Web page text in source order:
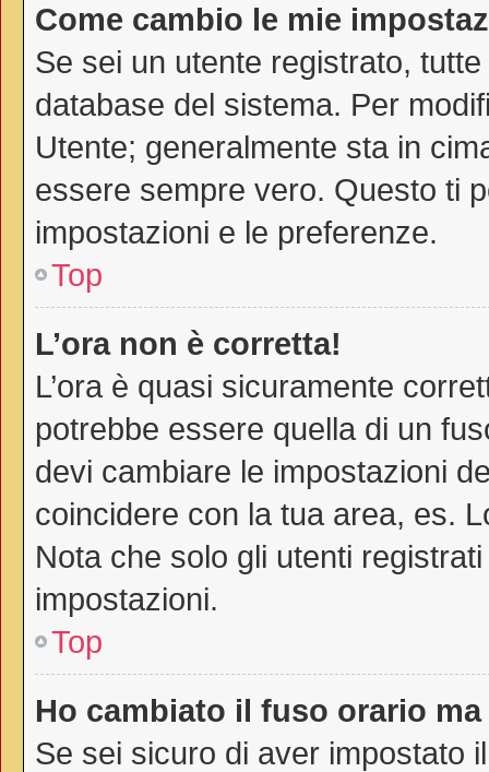
Come cambio le mie
Se sei un utente registrato,
database del sistema. Per
Utente; generalmente sta in
essere sempre vero. Questo ti
impostazioni e le preferenze.
Top
L’ora non è corretta!
L’ora è quasi sicuramente
potrebbe essere quella di un
devi cambiare le impostazioni
coincidere con la tua area, es.
Nota che solo gli utenti
impostazioni.
Top
Ho cambiato il fuso orario
Se sei sicuro di aver impostato